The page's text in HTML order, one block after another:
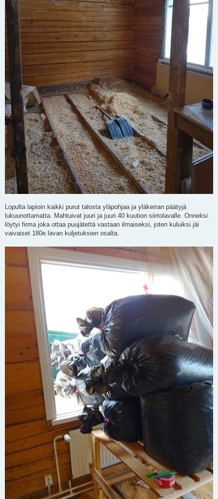
Lopulta lapioin kaikki purut talosta yläpohjaa ja yläkerran päätyjä
lukuunottamatta. Mahtuivat juuri ja juuri 40 kuution siirtolavalle. Onneksi
löytyi firma joka ottaa puujätettä vastaan ilmaiseksi, joten kuluiksi jäi
vaivaiset 180e lavan kuljetuksien osalta.